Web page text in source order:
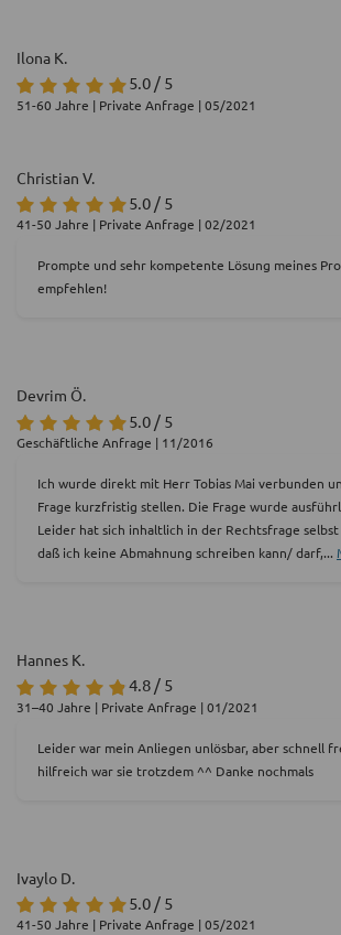
Ilona K.
5.0 / 5
51-60 Jahre | Private Anfrage | 05/2021
Christian V.
5.0 / 5
41-50 Jahre | Private Anfrage | 02/2021
Prompte und sehr kompetente Lösung meines
empfehlen!
Devrim Ö.
5.0 / 5
Geschäftliche Anfrage | 11/2016
Ich wurde direkt mit Herr Tobias Mai verbunden
Frage kurzfristig stellen. Die Frage wurde
Leider hat sich inhaltlich in der Rechtsfrage
daß ich keine Abmahnung schreiben kann/ darf,...
Hannes K.
4.8 / 5
31–40 Jahre | Private Anfrage | 01/2021
Leider war mein Anliegen unlösbar, aber schnell
hilfreich war sie trotzdem ^^ Danke nochmals
Ivaylo D.
5.0 / 5
41-50 Jahre | Private Anfrage | 05/2021